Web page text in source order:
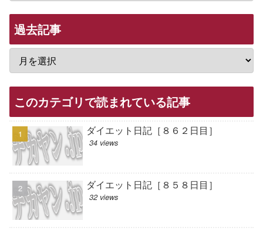
過去記事
このカテゴリで読まれている記事
ダイエット日記［８６２日目］
34 views
ダイエット日記［８５８日目］
32 views